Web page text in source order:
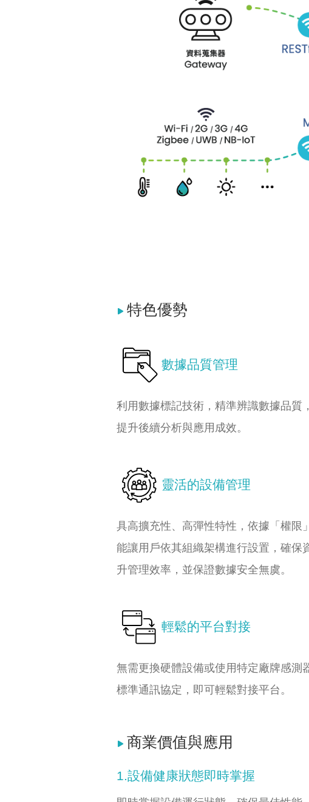
特色優勢
數據品質管理
利用數據標記技術，精準辨識數據品質
提升後續分析與應用成效。
靈活的設備管理
具高擴充性、高彈性特性，依據「權限
能讓用戶依其組織架構進行設置，確保
升管理效率，並保證數據安全無虞。
輕鬆的平台對接
無需更換硬體設備或使用特定廠牌感測
標準通訊協定，即可輕鬆對接平台。
商業價值與應用
1.設備健康狀態即時掌握